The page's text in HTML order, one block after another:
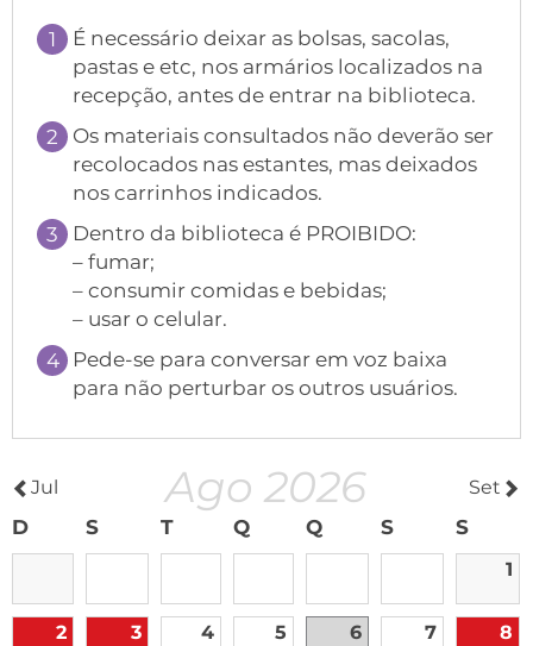
É necessário deixar as bolsas, sacolas,
pastas e etc, nos armários localizados na
recepção, antes de entrar na biblioteca.
Os materiais consultados não deverão ser
recolocados nas estantes, mas deixados
nos carrinhos indicados.
Dentro da biblioteca é PROIBIDO:
– fumar;
– consumir comidas e bebidas;
– usar o celular.
Pede-se para conversar em voz baixa
para não perturbar os outros usuários.
Jul Ago 2026 Set
D S T Q Q S S
1
2 3 4 5 6 7 8